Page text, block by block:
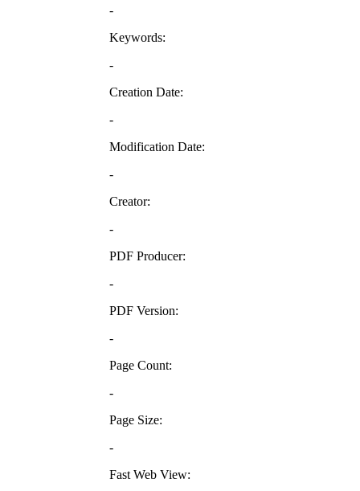
-
Keywords:
-
Creation Date:
-
Modification Date:
-
Creator:
-
PDF Producer:
-
PDF Version:
-
Page Count:
-
Page Size:
-
Fast Web View: